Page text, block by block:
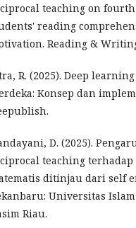
teaching on
reading
Reading &
R. (2025). Deep
Konsep dan
D. (2025).
teaching
ditinjau dari self
Universitas
Riau.